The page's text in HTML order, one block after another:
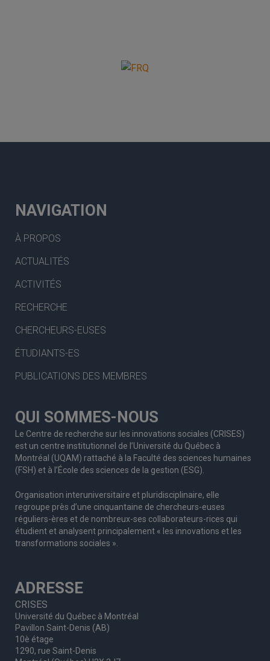
NAVIGATION
À PROPOS
ACTUALITÉS
ACTIVITÉS
RECHERCHE
CHERCHEURS-EUSES
ÉTUDIANTS-ES
PUBLICATIONS DES MEMBRES
QUI SOMMES-NOUS
Le Centre de recherche sur les innovations sociales (CRISES)
est un centre institutionnel de l’Université du Québec à
Montréal (UQAM) rattaché à la Faculté des sciences humaines
(FSH) et à l’École des sciences de la gestion (ESG).
Organisation interuniversitaire et pluridisciplinaire, elle
regroupe près d’une cinquantaine de chercheurs-euses
réguliers-ères et de nombreux-ses collaborateurs-rices qui
étudient et analysent principalement « les innovations et les
transformations sociales ».
ADRESSE
CRISES
Université du Québec à Montréal
Pavillon Saint-Denis (AB)
10è étage
1290, rue Saint-Denis